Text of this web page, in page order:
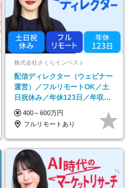
株式会社さくらインベスト
配信ディレクター（ウェビナー
運営）／フルリモートOK／土
日祝休み／年休123日／年収
600万円可
400～600万円
フルリモートあり